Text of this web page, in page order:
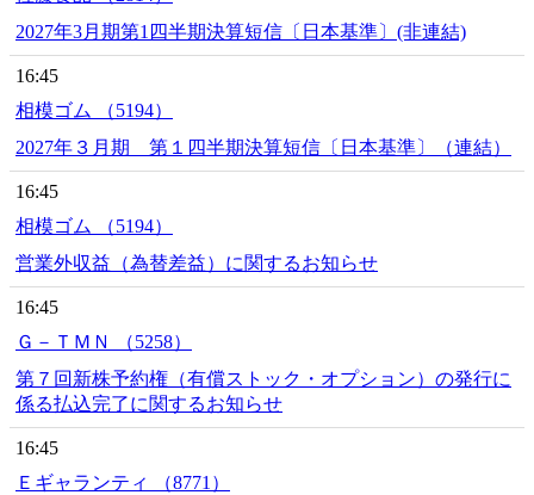
2027年3月期第1四半期決算短信〔日本基準〕(非連結)
16:45
相模ゴム （5194）
2027年３月期 第１四半期決算短信〔日本基準〕（連結）
16:45
相模ゴム （5194）
営業外収益（為替差益）に関するお知らせ
16:45
Ｇ－ＴＭＮ （5258）
第７回新株予約権（有償ストック・オプション）の発行に
係る払込完了に関するお知らせ
16:45
Ｅギャランティ （8771）